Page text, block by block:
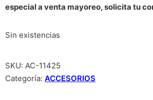
especial a venta mayoreo, solicita tu
Sin existencias
SKU: AC-11425
Categoría: ACCESORIOS